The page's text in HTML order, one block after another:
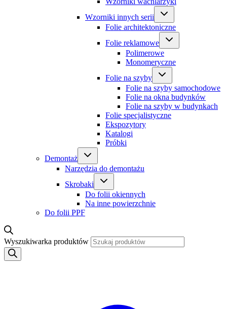
Wzorniki innych serii
Folie architektoniczne
Folie reklamowe
Polimerowe
Monomeryczne
Folie na szyby
Folie na szyby samochodowe
Folie na okna budynków
Folie na szyby w budynkach
Folie specjalistyczne
Ekspozytory
Katalogi
Próbki
Demontaż
Narzędzia do demontażu
Skrobaki
Do folii okiennych
Na inne powierzchnie
Do folii PPF
Wyszukiwarka produktów